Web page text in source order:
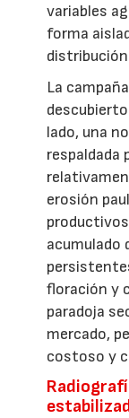
variables
forma
La
lado, una
respaldada
erosión
acumulado
floración y
paradoja
mercado,
costoso y